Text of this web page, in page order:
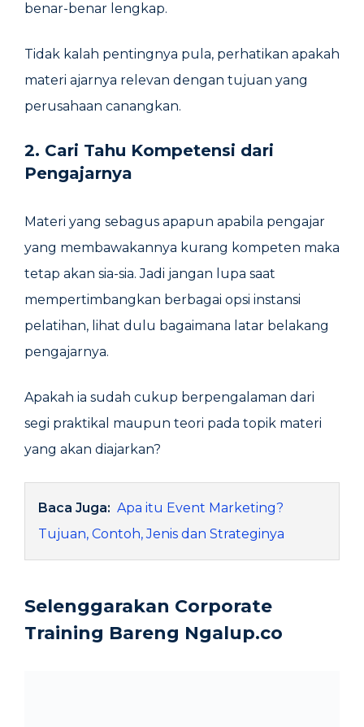
benar-benar lengkap.
Tidak kalah pentingnya pula, perhatikan apakah
materi ajarnya relevan dengan tujuan yang
perusahaan canangkan.
2. Cari Tahu Kompetensi dari
Pengajarnya
Materi yang sebagus apapun apabila pengajar
yang membawakannya kurang kompeten maka
tetap akan sia-sia. Jadi jangan lupa saat
mempertimbangkan berbagai opsi instansi
pelatihan, lihat dulu bagaimana latar belakang
pengajarnya.
Apakah ia sudah cukup berpengalaman dari
segi praktikal maupun teori pada topik materi
yang akan diajarkan?
Baca Juga: Apa itu Event Marketing?
Tujuan, Contoh, Jenis dan Strateginya
Selenggarakan Corporate
Training Bareng Ngalup.co